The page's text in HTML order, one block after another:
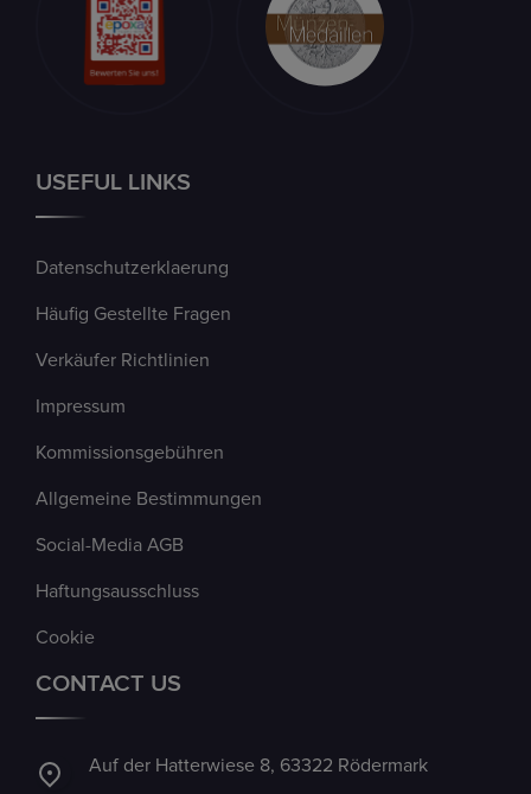
USEFUL LINKS
Datenschutzerklaerung
Häufig Gestellte Fragen
Verkäufer Richtlinien
Impressum
Kommissionsgebühren
Allgemeine Bestimmungen
Social-Media AGB
Haftungsausschluss
Cookie
CONTACT US
Auf der Hatterwiese 8, 63322 Rödermark